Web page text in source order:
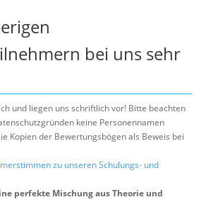
bei uns sehr
und liegen uns schriftlich vor! Bitte beachten
keine Personennamen
Kopien der Bewertungsbögen als Beweis bei
zu unseren Schulungs- und
perfekte Mischung aus Theorie und